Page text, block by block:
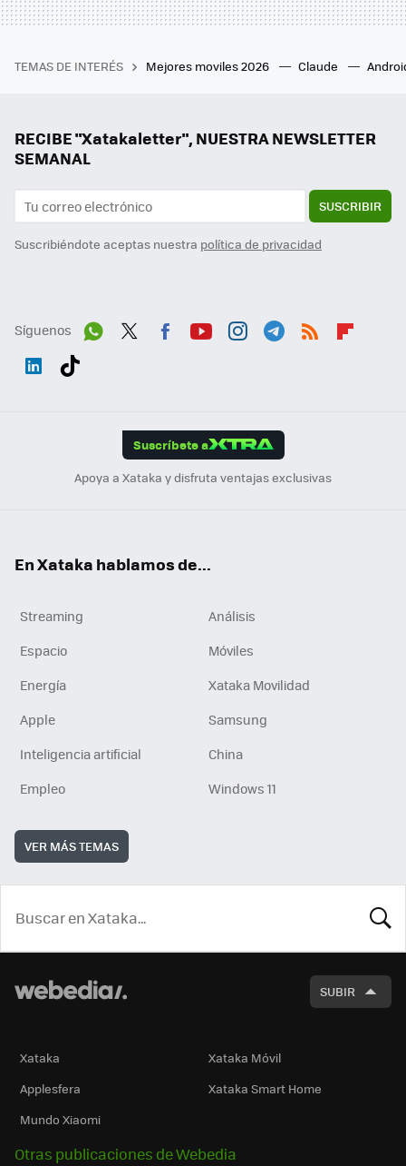
TEMAS DE INTERÉS Mejores moviles 2026 Claude
RECIBE "Xatakaletter", NUESTRA NEWSLETTER
SEMANAL
SUSCRIBIR
Suscribiéndote aceptas nuestra política de privacidad
Síguenos
Suscríbete a
Apoya a Xataka y disfruta ventajas exclusivas
En Xataka hablamos de...
Streaming
Análisis
Espacio
Móviles
Energía
Xataka Movilidad
Apple
Samsung
Inteligencia artificial
China
Empleo
Windows 11
VER MÁS TEMAS
SUBIR
Xataka
Xataka Móvil
Applesfera
Xataka Smart Home
Mundo Xiaomi
Otras publicaciones de Webedia